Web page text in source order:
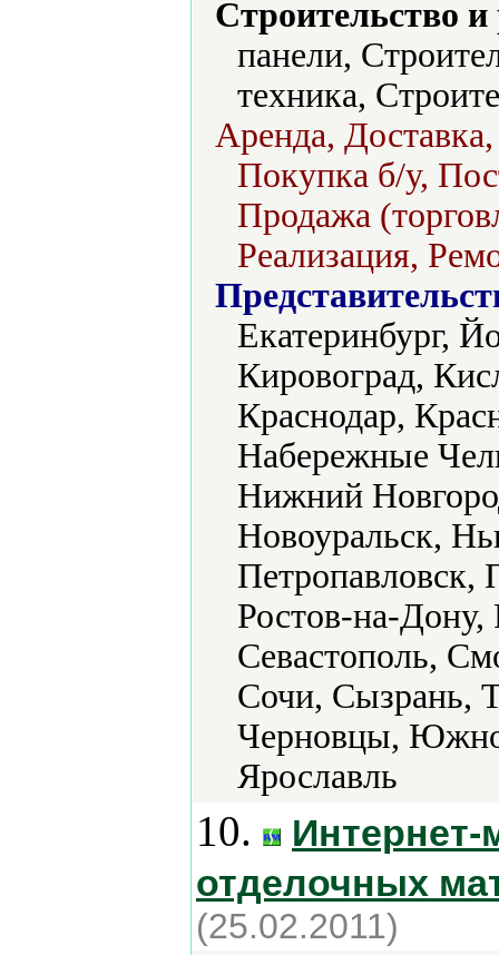
Строительство
панели,
техника,
Аренда,
Покупка б/у,
Продажа
Реализация,
Екатеринбург,
Кировоград,
Краснодар,
Набережные
Нижний
Новоуральск,
Петропавловск,
Ростов-на-Дону,
Севастополь,
Сочи, Сызрань,
Черновцы,
Ярославль
10.
отделочных
(25.02.2011)